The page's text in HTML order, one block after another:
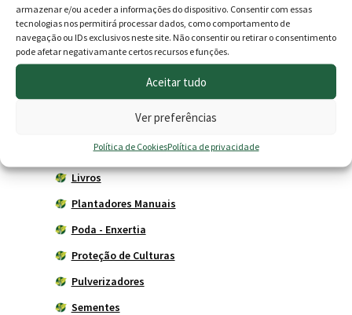
armazenar e/ou aceder a informações do dispositivo. Consentir com essas
tecnologias nos permitirá processar dados, como comportamento de
navegação ou IDs exclusivos neste site. Não consentir ou retirar o consentimento
pode afetar negativamante certos recursos e funções.
Aceitar tudo
Ver preferências
Política de CookiesPolítica de privacidade
Acessórios
Adubadores
Carros de mão
Ferramentas Agrícolas
Herbicidas
Livros
Plantadores Manuais
Poda - Enxertia
Proteção de Culturas
Pulverizadores
Sementes